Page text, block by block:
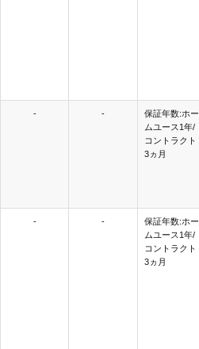
- -
保証年数:ホー
ムユース1年/
コントラクト
3ヵ月
- -
保証年数:ホー
ムユース1年/
コントラクト
3ヵ月